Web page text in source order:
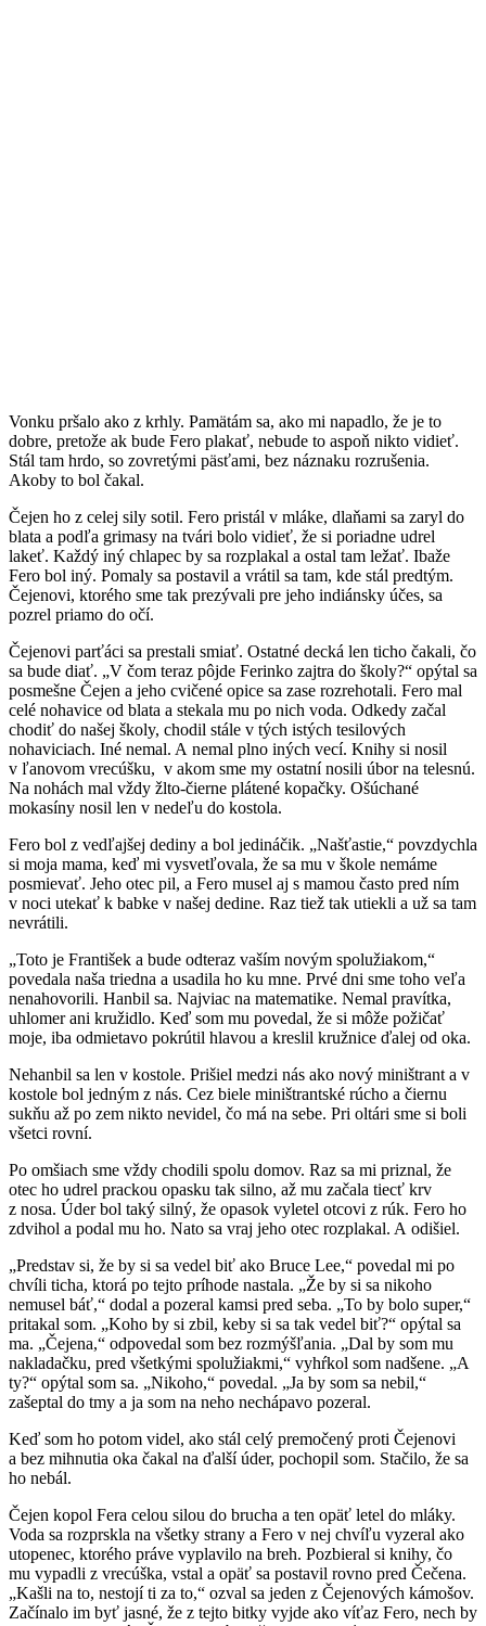
Vonku pršalo ako z krhly. Pamätám sa, ako mi napadlo, že je to
dobre, pretože ak bude Fero plakať, nebude to aspoň nikto vidieť.
Stál tam hrdo, so zovretými päsťami, bez náznaku rozrušenia.
Akoby to bol čakal.
Čejen ho z celej sily sotil. Fero pristál v mláke, dlaňami sa zaryl do
blata a podľa grimasy na tvári bolo vidieť, že si poriadne udrel
lakeť. Každý iný chlapec by sa rozplakal a ostal tam ležať. Ibaže
Fero bol iný. Pomaly sa postavil a vrátil sa tam, kde stál predtým.
Čejenovi, ktorého sme tak prezývali pre jeho indiánsky účes, sa
pozrel priamo do očí.
Čejenovi parťáci sa prestali smiať. Ostatné decká len ticho čakali, čo
sa bude diať. „V čom teraz pôjde Ferinko zajtra do školy?“ opýtal sa
posmešne Čejen a jeho cvičené opice sa zase rozrehotali. Fero mal
celé nohavice od blata a stekala mu po nich voda. Odkedy začal
chodiť do našej školy, chodil stále v tých istých tesilových
nohaviciach. Iné nemal. A nemal plno iných vecí. Knihy si nosil
v ľanovom vrecúšku, v akom sme my ostatní nosili úbor na telesnú.
Na nohách mal vždy žlto-čierne plátené kopačky. Ošúchané
mokasíny nosil len v nedeľu do kostola.
Fero bol z vedľajšej dediny a bol jedináčik. „Našťastie,“ povzdychla
si moja mama, keď mi vysvetľovala, že sa mu v škole nemáme
posmievať. Jeho otec pil, a Fero musel aj s mamou často pred ním
v noci utekať k babke v našej dedine. Raz tiež tak utiekli a už sa tam
nevrátili.
„Toto je František a bude odteraz vaším novým spolužiakom,“
povedala naša triedna a usadila ho ku mne. Prvé dni sme toho veľa
nenahovorili. Hanbil sa. Najviac na matematike. Nemal pravítka,
uhlomer ani kružidlo. Keď som mu povedal, že si môže požičať
moje, iba odmietavo pokrútil hlavou a kreslil kružnice ďalej od oka.
Nehanbil sa len v kostole. Prišiel medzi nás ako nový miništrant a v
kostole bol jedným z nás. Cez biele miništrantské rúcho a čiernu
sukňu až po zem nikto nevidel, čo má na sebe. Pri oltári sme si boli
všetci rovní.
Po omšiach sme vždy chodili spolu domov. Raz sa mi priznal, že
otec ho udrel prackou opasku tak silno, až mu začala tiecť krv
z nosa. Úder bol taký silný, že opasok vyletel otcovi z rúk. Fero ho
zdvihol a podal mu ho. Nato sa vraj jeho otec rozplakal. A odišiel.
„Predstav si, že by si sa vedel biť ako Bruce Lee,“ povedal mi po
chvíli ticha, ktorá po tejto príhode nastala. „Že by si sa nikoho
nemusel báť,“ dodal a pozeral kamsi pred seba. „To by bolo super,“
pritakal som. „Koho by si zbil, keby si sa tak vedel biť?“ opýtal sa
ma. „Čejena,“ odpovedal som bez rozmýšľania. „Dal by som mu
nakladačku, pred všetkými spolužiakmi,“ vyhŕkol som nadšene. „A
ty?“ opýtal som sa. „Nikoho,“ povedal. „Ja by som sa nebil,“
zašeptal do tmy a ja som na neho nechápavo pozeral.
Keď som ho potom videl, ako stál celý premočený proti Čejenovi
a bez mihnutia oka čakal na ďalší úder, pochopil som. Stačilo, že sa
ho nebál.
Čejen kopol Fera celou silou do brucha a ten opäť letel do mláky.
Voda sa rozprskla na všetky strany a Fero v nej chvíľu vyzeral ako
utopenec, ktorého práve vyplavilo na breh. Pozbieral si knihy, čo
mu vypadli z vrecúška, vstal a opäť sa postavil rovno pred Čečena.
„Kašli na to, nestojí ti za to,“ ozval sa jeden z Čejenových kámošov.
Začínalo im byť jasné, že z tejto bitky vyjde ako víťaz Fero, nech by